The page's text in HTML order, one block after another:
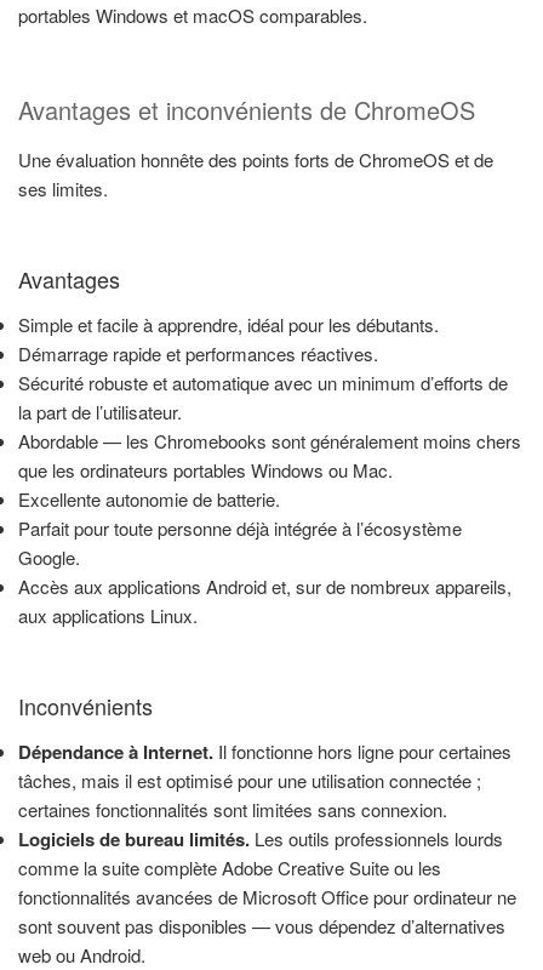
portables Windows et macOS comparables.
Avantages et inconvénients de ChromeOS
Une évaluation honnête des points forts de ChromeOS et de
ses limites.
Avantages
Simple et facile à apprendre, idéal pour les débutants.
Démarrage rapide et performances réactives.
Sécurité robuste et automatique avec un minimum d’efforts de
la part de l’utilisateur.
Abordable — les Chromebooks sont généralement moins chers
que les ordinateurs portables Windows ou Mac.
Excellente autonomie de batterie.
Parfait pour toute personne déjà intégrée à l’écosystème
Google.
Accès aux applications Android et, sur de nombreux appareils,
aux applications Linux.
Inconvénients
Dépendance à Internet. Il fonctionne hors ligne pour certaines
tâches, mais il est optimisé pour une utilisation connectée ;
certaines fonctionnalités sont limitées sans connexion.
Logiciels de bureau limités. Les outils professionnels lourds
comme la suite complète Adobe Creative Suite ou les
fonctionnalités avancées de Microsoft Office pour ordinateur ne
sont souvent pas disponibles — vous dépendez d’alternatives
web ou Android.